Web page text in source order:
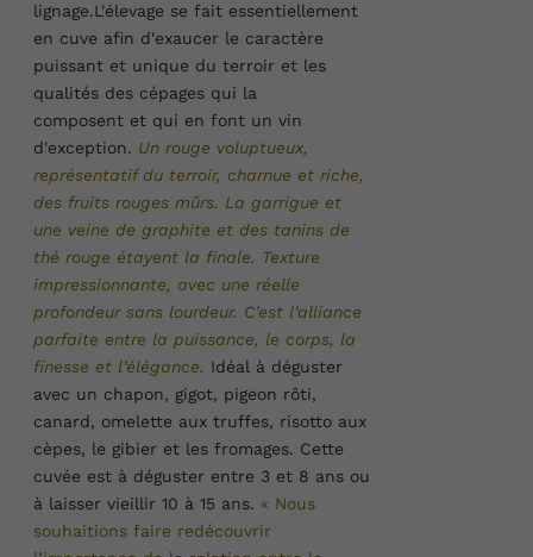
lignage.L'élevage se fait essentiellement
en cuve afin d'exaucer le caractère
puissant et unique du terroir et les
qualités des cépages qui la
composent et qui en font un vin
d'exception. Un rouge voluptueux,
représentatif du terroir, charnue et riche,
des fruits rouges mûrs. La garrigue et
une veine de graphite et des tanins de
thé rouge étayent la finale. Texture
impressionnante, avec une réelle
profondeur sans lourdeur. C’est l’alliance
parfaite entre la puissance, le corps, la
finesse et l’élégance. Idéal à déguster
avec un chapon, gigot, pigeon rôti,
canard, omelette aux truffes, risotto aux
cèpes, le gibier et les fromages. Cette
cuvée est à déguster entre 3 et 8 ans ou
à laisser vieillir 10 à 15 ans. « Nous
souhaitions faire redécouvrir